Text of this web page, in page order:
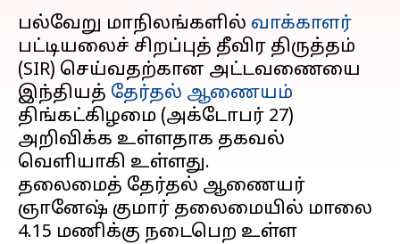
பல்வேறு மாநிலங்களில் வாக்காளர்
பட்டியலைச் சிறப்புத் தீவிர திருத்தம்
(SIR) செய்வதற்கான அட்டவணையை
இந்தியத் தேர்தல் ஆணையம்
திங்கட்கிழமை (அக்டோபர் 27)
அறிவிக்க உள்ளதாக தகவல்
வெளியாகி உள்ளது.
தலைமைத் தேர்தல் ஆணையர்
ஞானேஷ் குமார் தலைமையில் மாலை
4.15 மணிக்கு நடைபெற உள்ள